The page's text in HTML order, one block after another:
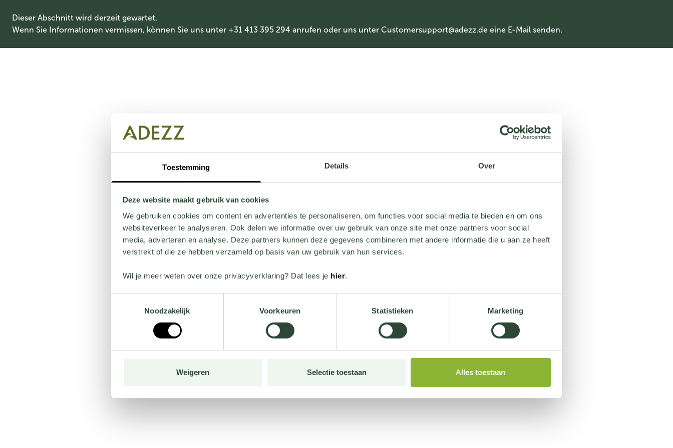
Toestemming Details Over
Deze website maakt gebruik van cookies
We gebruiken cookies om content en advertenties te personaliseren, om functies voor social media te bieden en om ons
websiteverkeer te analyseren. Ook delen we informatie over uw gebruik van onze site met onze partners voor social
media, adverteren en analyse. Deze partners kunnen deze gegevens combineren met andere informatie die u aan ze heeft
verstrekt of die ze hebben verzameld op basis van uw gebruik van hun services.
Wil je meer weten over onze privacyverklaring? Dat lees je hier.
Noodzakelijk
Voorkeuren Statistieken Marketing
Weigeren Selectie toestaan Alles toestaan
Dieser Abschnitt wird derzeit gewartet.
Wenn Sie Informationen vermissen, können Sie uns unter +31 413 395 294 anrufen oder uns unter Customersupport@adezz.de eine E-Mail senden.